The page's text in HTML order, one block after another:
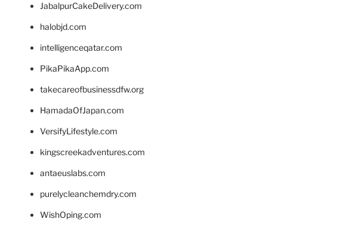
JabalpurCakeDelivery.com
halobjd.com
intelligenceqatar.com
PikaPikaApp.com
takecareofbusinessdfw.org
HamadaOfJapan.com
VersifyLifestyle.com
kingscreekadventures.com
antaeuslabs.com
purelycleanchemdry.com
WishOping.com